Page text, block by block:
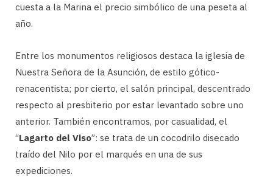
cuesta a la Marina el precio simbólico de una peseta al
año.
Entre los monumentos religiosos destaca la iglesia de
Nuestra Señora de la Asunción, de estilo gótico-
renacentista; por cierto, el salón principal, descentrado
respecto al presbiterio por estar levantado sobre uno
anterior. También encontramos, por casualidad, el
“Lagarto del Viso”: se trata de un cocodrilo disecado
traído del Nilo por el marqués en una de sus
expediciones.